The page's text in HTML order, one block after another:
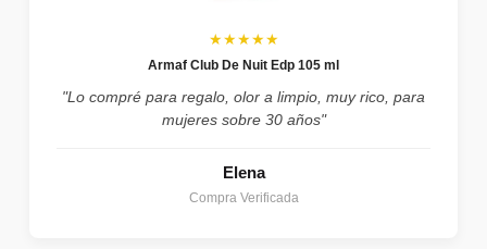
★★★★★
Armaf Club De Nuit Edp 105 ml
"Lo compré para regalo, olor a limpio, muy rico, para
mujeres sobre 30 años"
Elena
Compra Verificada